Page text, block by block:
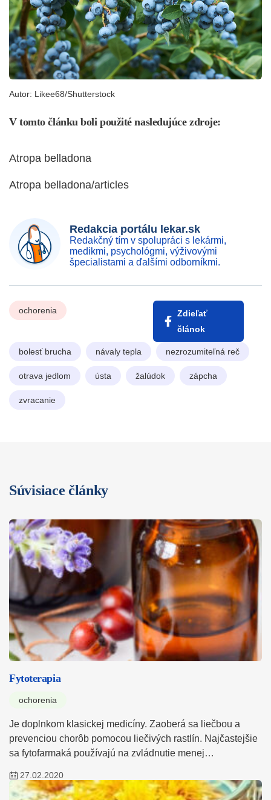
Autor: Likee68/Shutterstock
V tomto článku boli použité nasledujúce zdroje:
Atropa belladona
Atropa belladona/articles
Redakcia portálu lekar.sk
Redakčný tím v spolupráci s lekármi,
medikmi, psychológmi, výživovými
špecialistami a ďalšími odborníkmi.
ochorenia
Zdieľať
článok
bolesť brucha návaly tepla nezrozumiteľná reč
otrava jedlom ústa žalúdok zápcha
zvracanie
Súvisiace články
Fytoterapia
ochorenia
Je doplnkom klasickej medicíny. Zaoberá sa liečbou a
prevenciou chorôb pomocou liečivých rastlín. Najčastejšie
sa fytofarmaká používajú na zvládnutie menej…
27.02.2020